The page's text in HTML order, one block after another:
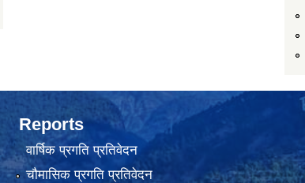
Reports
वार्षिक प्रगति प्रतिवेदन
चौमासिक प्रगति प्रतिवेदन